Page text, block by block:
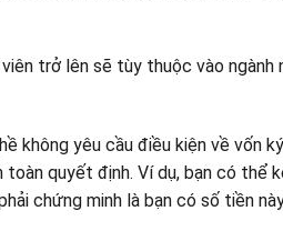
trở lên sẽ tùy thuộc vào
không yêu cầu điều kiện về vốn
toàn quyết định. Ví dụ, bạn có
chứng minh là bạn có số tiền